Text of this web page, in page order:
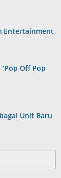
Entertainment
Off Pop
Unit Baru